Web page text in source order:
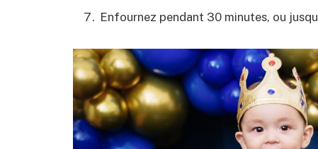
Enfournez pendant 30 minutes, ou